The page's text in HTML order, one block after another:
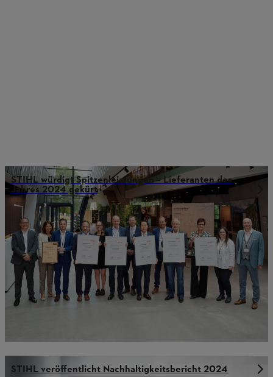
STIHL würdigt Spitzenleistungen – Lieferanten des
Jahres 2024 gekürt
STIHL veröffentlicht Nachhaltigkeitsbericht 2024